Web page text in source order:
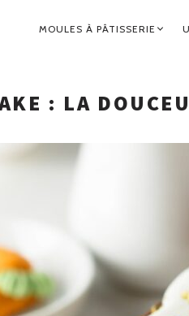
MOULES À PÂTISSERIE
: LA